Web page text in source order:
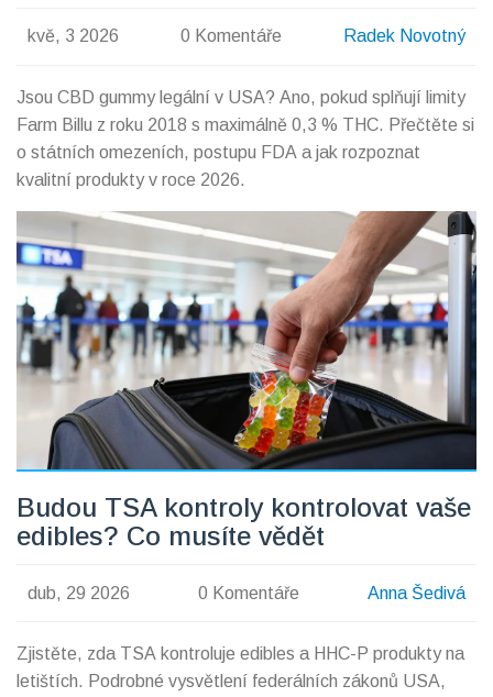
kvě, 3 2026 0 Komentáře Radek Novotný
Jsou CBD gummy legální v USA? Ano, pokud splňují limity
Farm Billu z roku 2018 s maximálně 0,3 % THC. Přečtěte si
o státních omezeních, postupu FDA a jak rozpoznat
kvalitní produkty v roce 2026.
Budou TSA kontroly kontrolovat vaše
edibles? Co musíte vědět
dub, 29 2026 0 Komentáře Anna Šedivá
Zjistěte, zda TSA kontroluje edibles a HHC-P produkty na
letištích. Podrobné vysvětlení federálních zákonů USA,